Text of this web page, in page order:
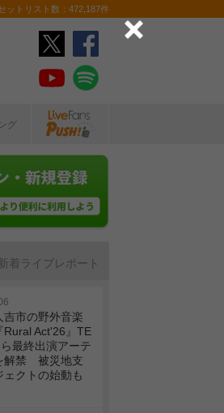
トリスト数：472,187件
グ
新着ライブレポート
吉市の野外音楽
Rural Act'26』TE
最終出演アーテ
解禁 被災地支
ェクトの始動も